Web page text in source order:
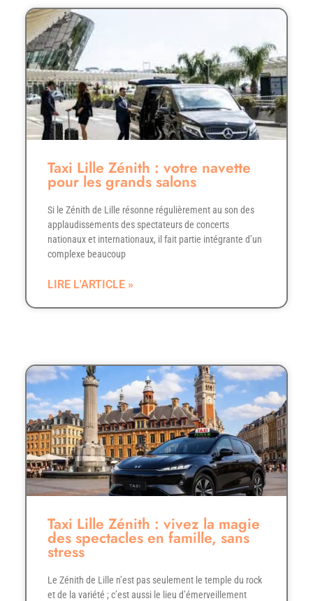
Taxi Lille Zénith : votre navette
pour les grands salons
Si le Zénith de Lille résonne régulièrement au son des
applaudissements des spectateurs de concerts
nationaux et internationaux, il fait partie intégrante d’un
complexe beaucoup
LIRE L'ARTICLE »
Taxi Lille Zénith : vivez la magie
des spectacles en famille, sans
stress
Le Zénith de Lille n’est pas seulement le temple du rock
et de la variété ; c’est aussi le lieu d’émerveillement